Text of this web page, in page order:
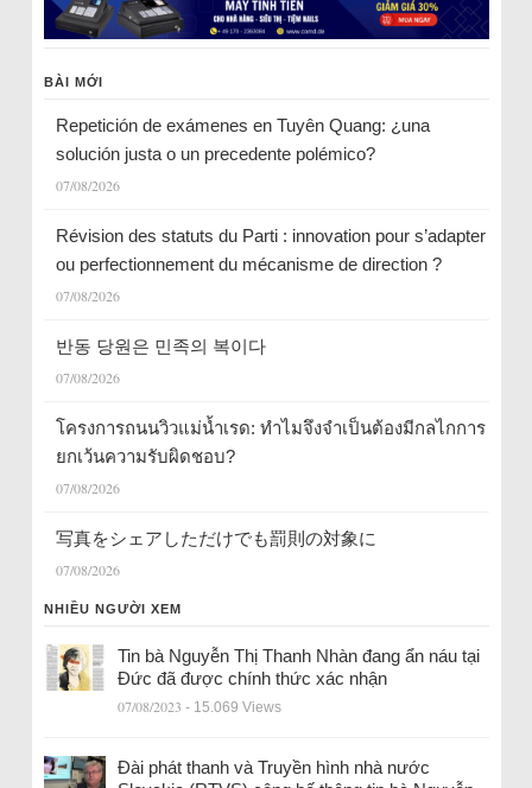
BÀI MỚI
Repetición de exámenes en Tuyên Quang: ¿una
solución justa o un precedente polémico?
07/08/2026
Révision des statuts du Parti : innovation pour s’adapter
ou perfectionnement du mécanisme de direction ?
07/08/2026
반동 당원은 민족의 복이다
07/08/2026
โครงการถนนวิวแม่น้ำเรด: ทำไมจึงจำเป็นต้องมีกลไกการ
ยกเว้นความรับผิดชอบ?
07/08/2026
写真をシェアしただけでも罰則の対象に
07/08/2026
NHIỀU NGƯỜI XEM
Tin bà Nguyễn Thị Thanh Nhàn đang ẩn náu tại
Đức đã được chính thức xác nhận
07/08/2023 - 15.069 Views
Đài phát thanh và Truyền hình nhà nước